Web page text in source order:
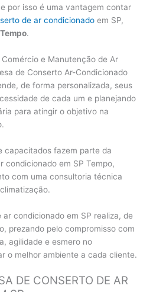
por isso é uma vantagem contar
de ar condicionado em SP,
.
e Manutenção de Ar
de Conserto Ar-Condicionado
de forma personalizada, seus
de cada um e planejando
para atingir o objetivo na
capacitados fazem parte da
condicionado em SP Tempo,
com uma consultoria técnica
condicionado em SP realiza, de
prezando pelo compromisso com
agilidade e esmero no
o melhor ambiente a cada cliente.
DE CONSERTO DE AR